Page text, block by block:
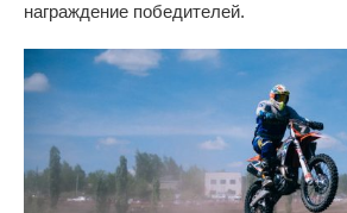
награждение победителей.